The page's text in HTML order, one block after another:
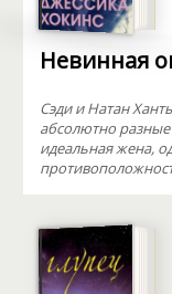
Невинная
Сэди и Натан
абсолютно разные
идеальная жена,